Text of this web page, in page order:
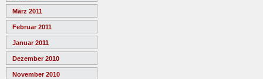
März 2011
Februar 2011
Januar 2011
Dezember 2010
November 2010